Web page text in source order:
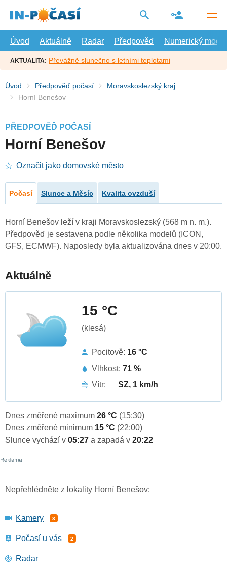
hlavní
Úvod
Aktuálně Radar Předpověď Numerický model
AKTUALITA: Převážně slunečno s letními teplotami
Úvod Předpověď počasí
Moravskoslezský kraj
Horní Benešov
PŘEDPOVĚĎ POČASÍ
Horní Benešov
Označit jako domovské město
Počasí Slunce a Měsíc Kvalita ovzduší
Horní Benešov leží v kraji Moravskoslezský (568 m n. m.).
Předpověď je sestavena podle několika modelů (ICON,
GFS, ECMWF). Naposledy byla aktualizována dnes v 20:00.
Aktuálně
15 °C
(klesá)
Pocitově: 16 °C
Vlhkost: 71 %
Vítr:
SZ, 1 km/h
Dnes změřené maximum 26 °C (15:30)
Dnes změřené minimum 15 °C (22:00)
Slunce vychází v 05:27 a zapadá v 20:22
Nepřehlédněte z lokality Horní Benešov:
Kamery 3
Počasí u vás 2
Radar